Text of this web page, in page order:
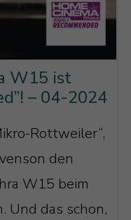
W15 ist
– 04-2024
Rottweiler“,
den
W15 beim
Und das schon,